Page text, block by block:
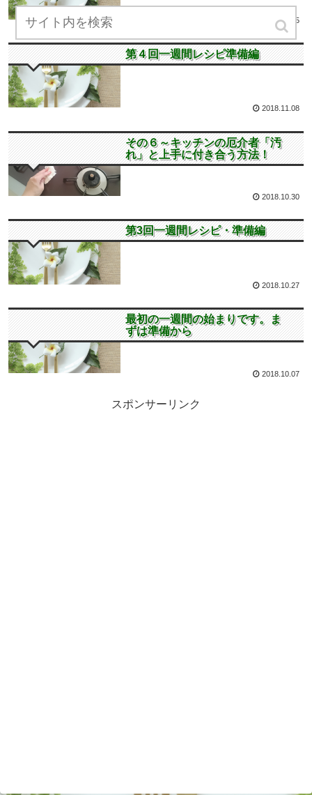
2018.11.25
第４回一週間レシピ 第４回一週間レシピ準備編
2018.11.08
自炊が楽しくなる話
その６～キッチンの厄介者「汚
れ」と上手に付き合う方法！
2018.10.30
第3回一週間レシピ 第3回一週間レシピ・準備編
2018.10.27
第1回一週間レシピ
最初の一週間の始まりです。ま
ずは準備から
2018.10.07
スポンサーリンク